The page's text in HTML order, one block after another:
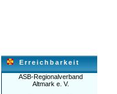
Erreichbarkeit
ASB-Regionalverband
Altmark e. V.